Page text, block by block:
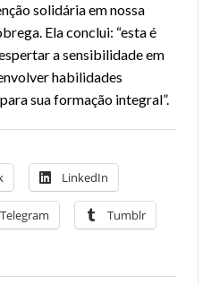
solidária em nossa
Ela conclui: “esta é
a sensibilidade em
habilidades
sua formação integral”.
LinkedIn
Telegram Tumblr